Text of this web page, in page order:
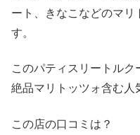
ート、きなこなどのマリ
す。
このパティスリートルク
絶品マリトッツォ含む人
この店の口コミは？